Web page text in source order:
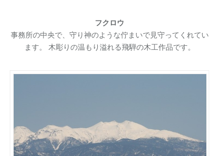
フクロウ
事務所の中央で、守り神のような佇まいで見守ってくれてい
ます。 木彫りの温もり溢れる飛騨の木工作品です。